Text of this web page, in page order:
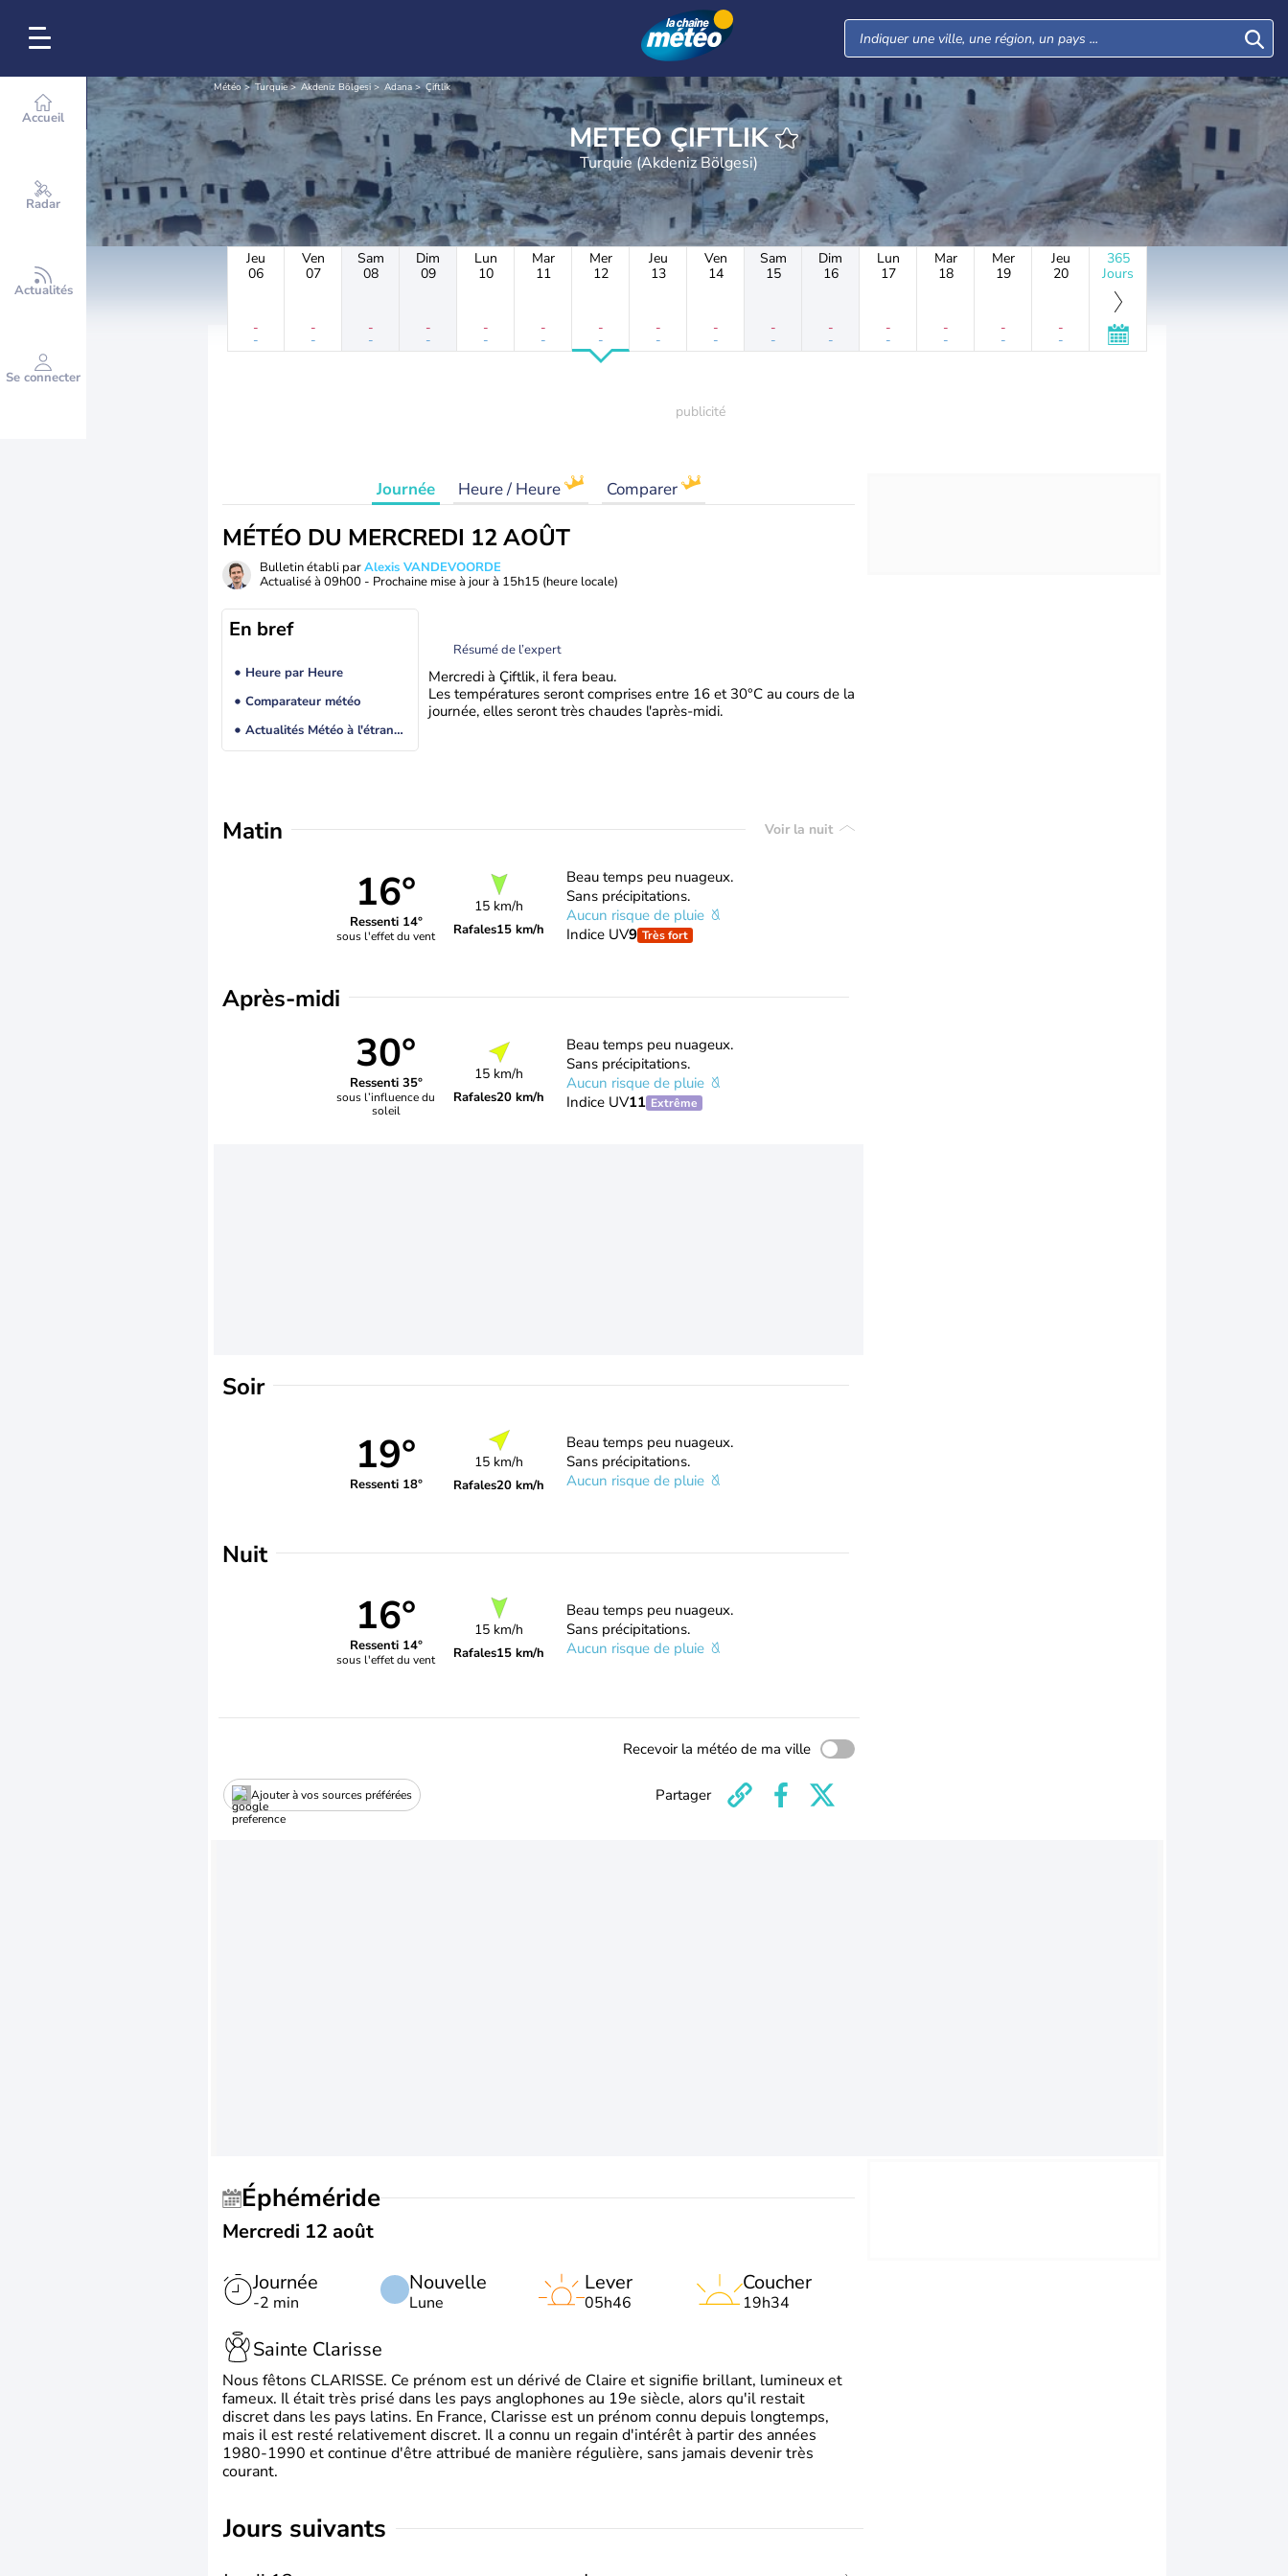
Accueil
Radar
Actualités
Se connecter
Météo Turquie Akdeniz Bölgesi Adana Çiftlik
METEO ÇIFTLIK
Turquie (Akdeniz Bölgesi)
Jeu
06
-
-
Ven
07
-
-
Sam
08
-
-
Dim
09
-
-
Lun
10
-
-
Mar
11
-
-
Mer
12
-
-
Jeu
13
-
-
Ven
14
-
-
Sam
15
-
-
Dim
16
-
-
Lun
17
-
-
Mar
18
-
-
Mer
19
-
-
Jeu
20
-
-
365
Jours
Journée Heure / Heure Comparer
MÉTÉO DU MERCREDI 12 AOÛT
Bulletin établi parAlexis VANDEVOORDE
Actualisé à 09h00 - Prochaine mise à jour à 15h15 (heure locale)
En bref
Heure par Heure
Comparateur météo
Actualités Météo à l'étranger
Résumé de l’expert
Mercredi à Çiftlik, il fera beau.
Les températures seront comprises entre 16 et 30°C au cours de la
journée, elles seront très chaudes l'après-midi.
Matin Voir la nuit
16°
Ressenti 14°
sous l'effet du vent
15 km/h
Rafales15 km/h
Beau temps peu nuageux.
Sans précipitations.
Aucun risque de pluie
Indice UV9 Très fort
Après-midi
30°
Ressenti 35°
sous l’influence du
soleil
15 km/h
Rafales20 km/h
Beau temps peu nuageux.
Sans précipitations.
Aucun risque de pluie
Indice UV11 Extrême
Soir
19°
Ressenti 18°
15 km/h
Rafales20 km/h
Beau temps peu nuageux.
Sans précipitations.
Aucun risque de pluie
Nuit
16°
Ressenti 14°
sous l'effet du vent
15 km/h
Rafales15 km/h
Beau temps peu nuageux.
Sans précipitations.
Aucun risque de pluie
Recevoir la météo de ma ville
Ajouter à vos sources préférées Partager
Éphéméride
Mercredi 12 août
Journée
-2 min
Nouvelle
Lune
Lever
05h46
Coucher
19h34
Sainte Clarisse
Nous fêtons CLARISSE. Ce prénom est un dérivé de Claire et signifie brillant, lumineux et
fameux. Il était très prisé dans les pays anglophones au 19e siècle, alors qu'il restait
discret dans les pays latins. En France, Clarisse est un prénom connu depuis longtemps,
mais il est resté relativement discret. Il a connu un regain d'intérêt à partir des années
1980-1990 et continue d'être attribué de manière régulière, sans jamais devenir très
courant.
jours suivants